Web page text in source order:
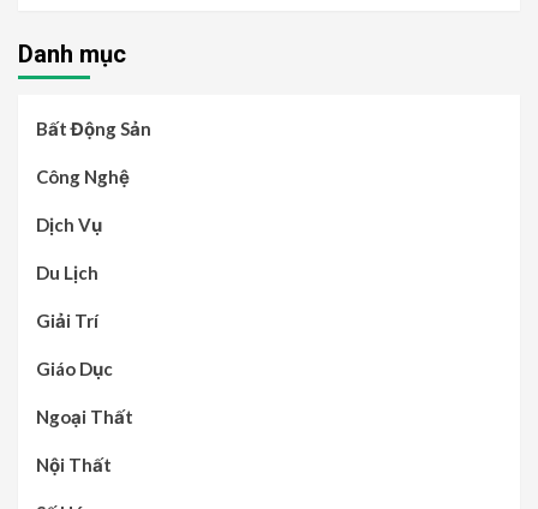
Danh mục
Bất Động Sản
Công Nghệ
Dịch Vụ
Du Lịch
Giải Trí
Giáo Dục
Ngoại Thất
Nội Thất